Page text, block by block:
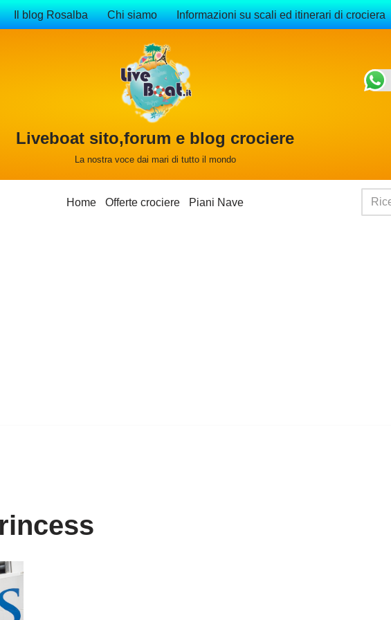
Il blog Rosalba Chi siamo Informazioni su scali ed itinerari di crociera
Liveboat sito,forum e blog crociere
La nostra voce dai mari di tutto il mondo
Home Offerte crociere Piani Nave